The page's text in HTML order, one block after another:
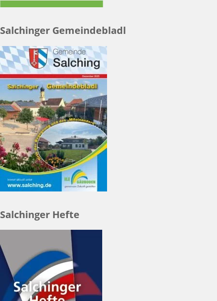
Salchinger Gemeindebladl
Salchinger Hefte